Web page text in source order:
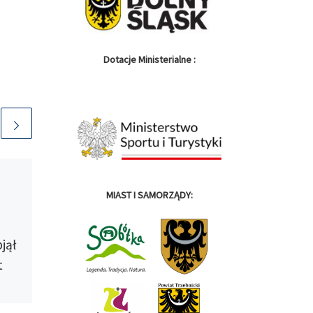
Licytacja dla Rafała
Fabicha – 5
indywidualnych
startów w edycji PKO
Ubezpieczenia Via
Dolny Śląsk do
Dotacje Ministerialne :
MIAST I SAMORZĄDY: